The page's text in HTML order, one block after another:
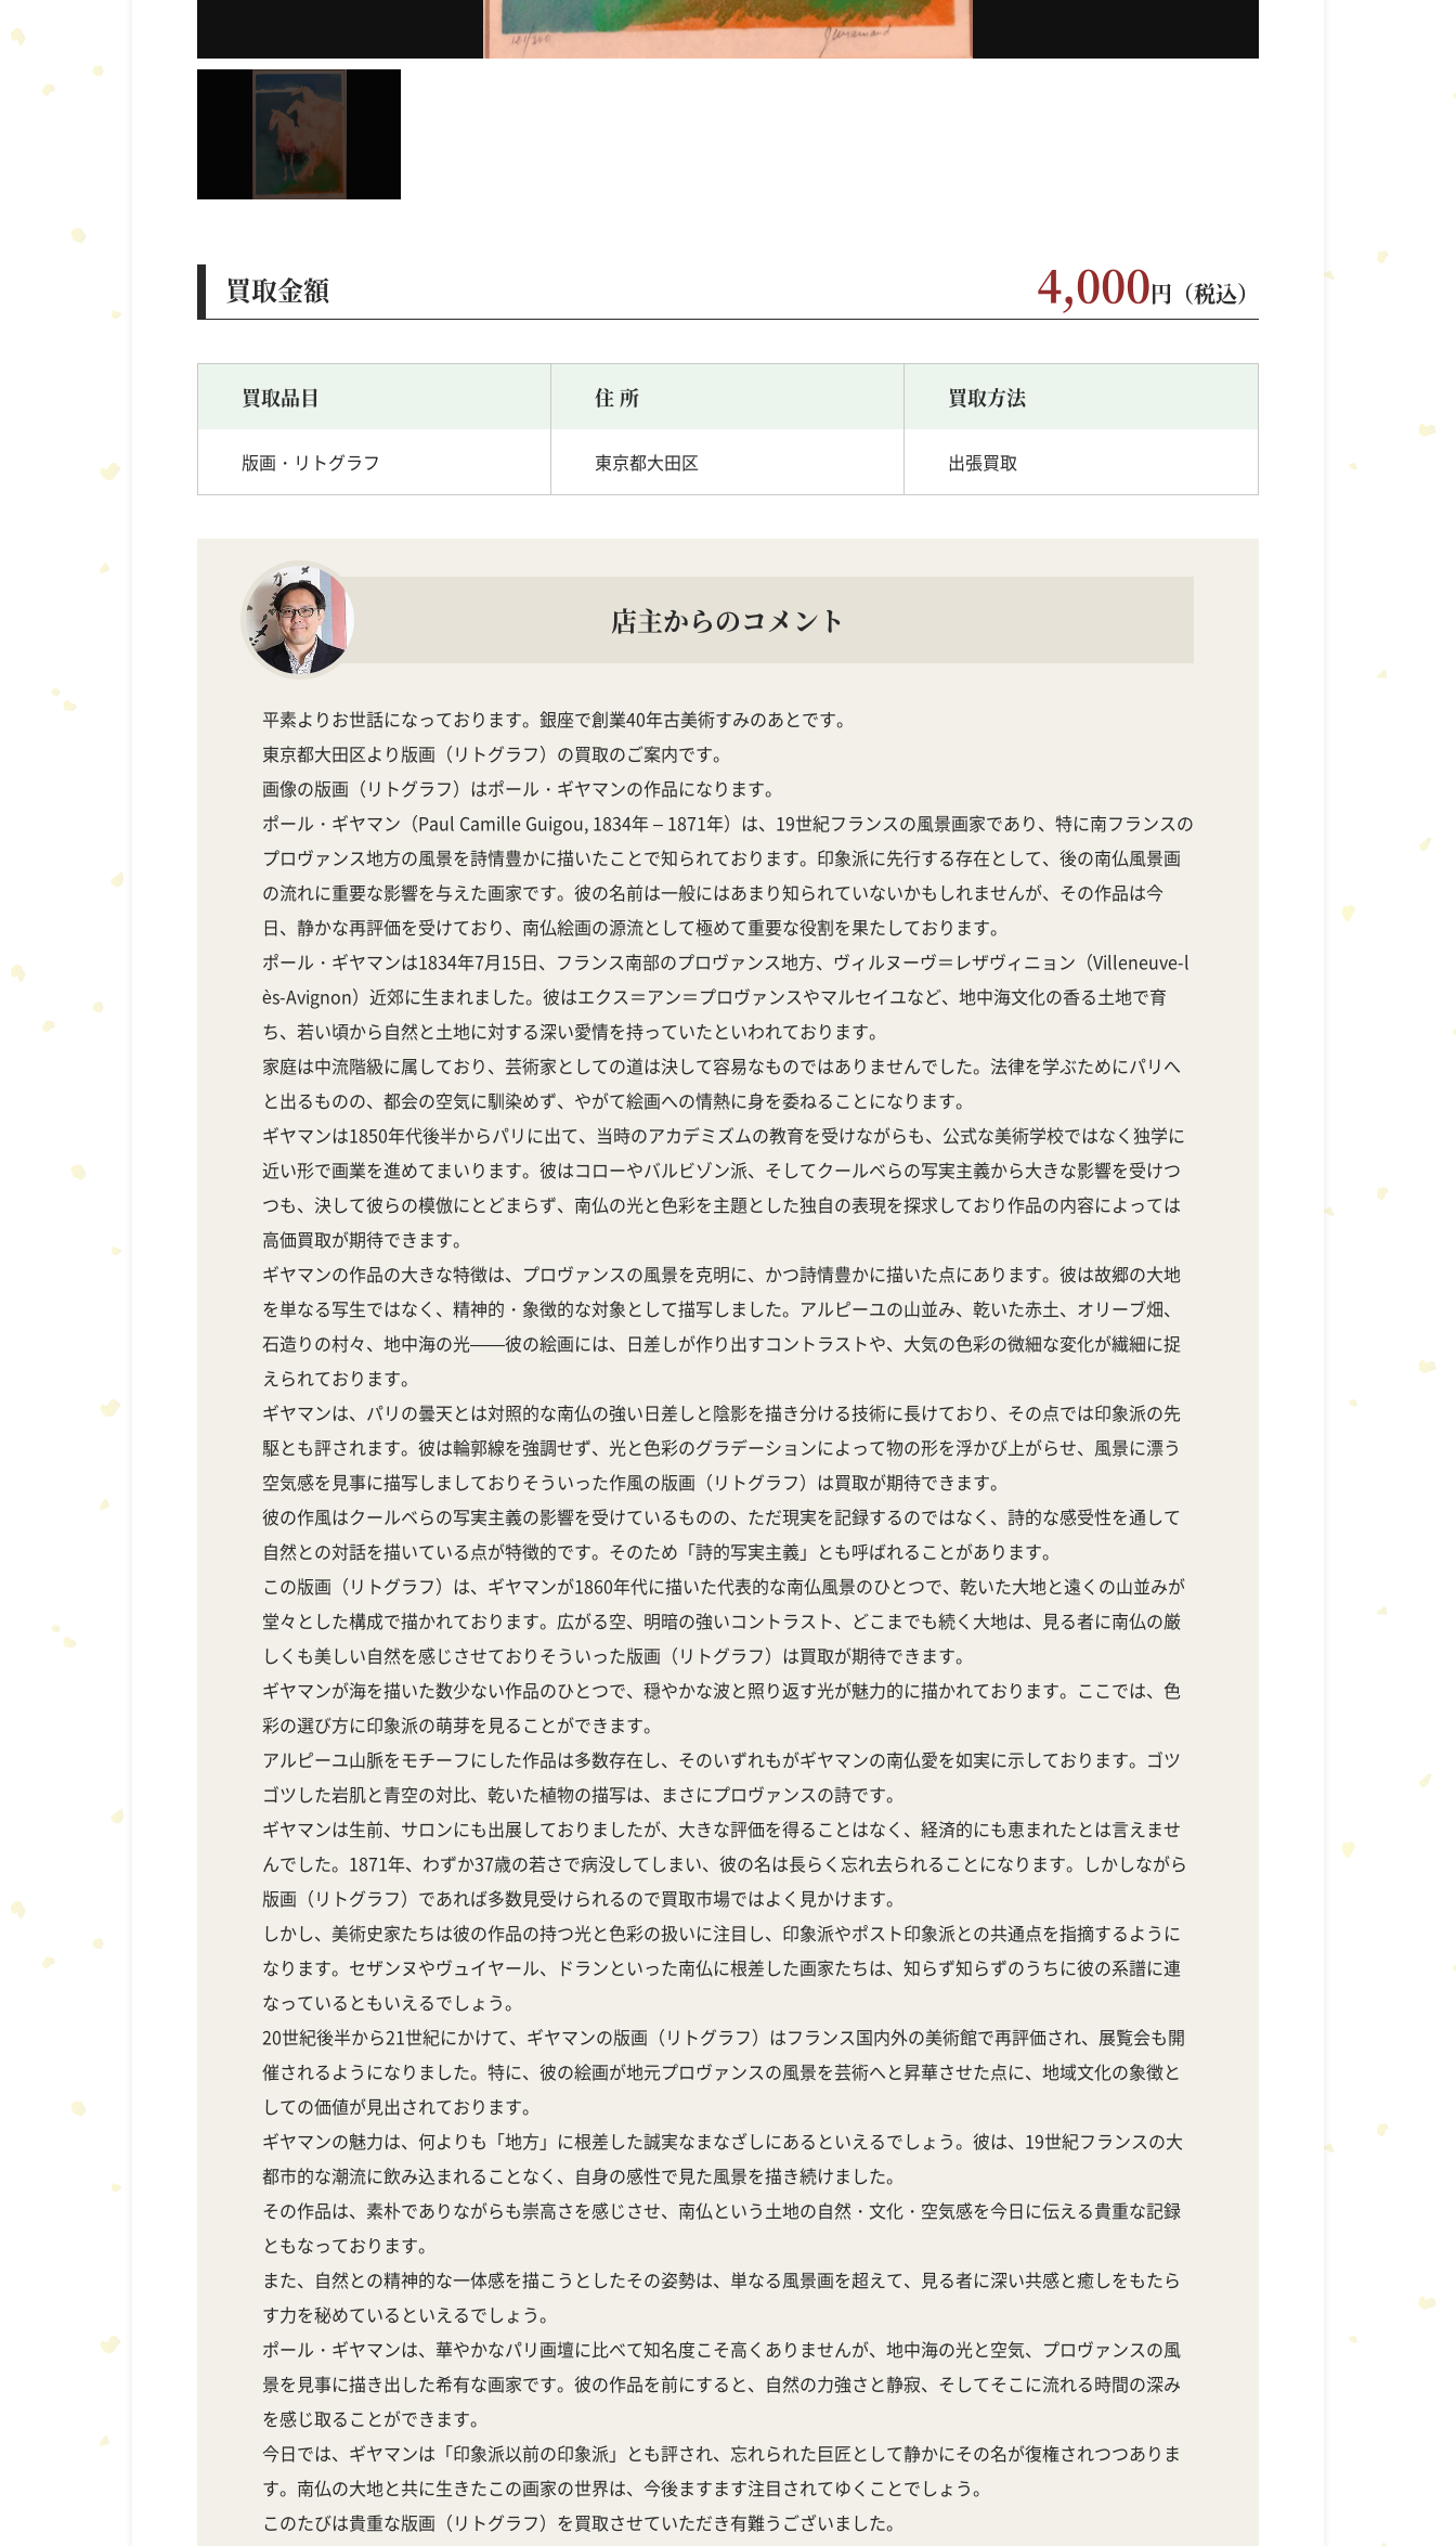
買取金額 4,000円（税込）
買取品目
版画・リトグラフ
住 所
東京都大田区
買取方法
出張買取
店主からのコメント
平素よりお世話になっております。銀座で創業40年古美術すみのあとです。
東京都大田区より版画（リトグラフ）の買取のご案内です。
画像の版画（リトグラフ）はポール・ギヤマンの作品になります。
ポール・ギヤマン（Paul Camille Guigou, 1834年 – 1871年）は、19世紀フランスの風景画家であり、特に南フランスの
プロヴァンス地方の風景を詩情豊かに描いたことで知られております。印象派に先行する存在として、後の南仏風景画
の流れに重要な影響を与えた画家です。彼の名前は一般にはあまり知られていないかもしれませんが、その作品は今
日、静かな再評価を受けており、南仏絵画の源流として極めて重要な役割を果たしております。
ポール・ギヤマンは1834年7月15日、フランス南部のプロヴァンス地方、ヴィルヌーヴ＝レザヴィニョン（Villeneuve-l
ès-Avignon）近郊に生まれました。彼はエクス＝アン＝プロヴァンスやマルセイユなど、地中海文化の香る土地で育
ち、若い頃から自然と土地に対する深い愛情を持っていたといわれております。
家庭は中流階級に属しており、芸術家としての道は決して容易なものではありませんでした。法律を学ぶためにパリへ
と出るものの、都会の空気に馴染めず、やがて絵画への情熱に身を委ねることになります。
ギヤマンは1850年代後半からパリに出て、当時のアカデミズムの教育を受けながらも、公式な美術学校ではなく独学に
近い形で画業を進めてまいります。彼はコローやバルビゾン派、そしてクールベらの写実主義から大きな影響を受けつ
つも、決して彼らの模倣にとどまらず、南仏の光と色彩を主題とした独自の表現を探求しており作品の内容によっては
高価買取が期待できます。
ギヤマンの作品の大きな特徴は、プロヴァンスの風景を克明に、かつ詩情豊かに描いた点にあります。彼は故郷の大地
を単なる写生ではなく、精神的・象徴的な対象として描写しました。アルピーユの山並み、乾いた赤土、オリーブ畑、
石造りの村々、地中海の光——彼の絵画には、日差しが作り出すコントラストや、大気の色彩の微細な変化が繊細に捉
えられております。
ギヤマンは、パリの曇天とは対照的な南仏の強い日差しと陰影を描き分ける技術に長けており、その点では印象派の先
駆とも評されます。彼は輪郭線を強調せず、光と色彩のグラデーションによって物の形を浮かび上がらせ、風景に漂う
空気感を見事に描写しましておりそういった作風の版画（リトグラフ）は買取が期待できます。
彼の作風はクールベらの写実主義の影響を受けているものの、ただ現実を記録するのではなく、詩的な感受性を通して
自然との対話を描いている点が特徴的です。そのため「詩的写実主義」とも呼ばれることがあります。
この版画（リトグラフ）は、ギヤマンが1860年代に描いた代表的な南仏風景のひとつで、乾いた大地と遠くの山並みが
堂々とした構成で描かれております。広がる空、明暗の強いコントラスト、どこまでも続く大地は、見る者に南仏の厳
しくも美しい自然を感じさせておりそういった版画（リトグラフ）は買取が期待できます。
ギヤマンが海を描いた数少ない作品のひとつで、穏やかな波と照り返す光が魅力的に描かれております。ここでは、色
彩の選び方に印象派の萌芽を見ることができます。
アルピーユ山脈をモチーフにした作品は多数存在し、そのいずれもがギヤマンの南仏愛を如実に示しております。ゴツ
ゴツした岩肌と青空の対比、乾いた植物の描写は、まさにプロヴァンスの詩です。
ギヤマンは生前、サロンにも出展しておりましたが、大きな評価を得ることはなく、経済的にも恵まれたとは言えませ
んでした。1871年、わずか37歳の若さで病没してしまい、彼の名は長らく忘れ去られることになります。しかしながら
版画（リトグラフ）であれば多数見受けられるので買取市場ではよく見かけます。
しかし、美術史家たちは彼の作品の持つ光と色彩の扱いに注目し、印象派やポスト印象派との共通点を指摘するように
なります。セザンヌやヴュイヤール、ドランといった南仏に根差した画家たちは、知らず知らずのうちに彼の系譜に連
なっているともいえるでしょう。
20世紀後半から21世紀にかけて、ギヤマンの版画（リトグラフ）はフランス国内外の美術館で再評価され、展覧会も開
催されるようになりました。特に、彼の絵画が地元プロヴァンスの風景を芸術へと昇華させた点に、地域文化の象徴と
しての価値が見出されております。
ギヤマンの魅力は、何よりも「地方」に根差した誠実なまなざしにあるといえるでしょう。彼は、19世紀フランスの大
都市的な潮流に飲み込まれることなく、自身の感性で見た風景を描き続けました。
その作品は、素朴でありながらも崇高さを感じさせ、南仏という土地の自然・文化・空気感を今日に伝える貴重な記録
ともなっております。
また、自然との精神的な一体感を描こうとしたその姿勢は、単なる風景画を超えて、見る者に深い共感と癒しをもたら
す力を秘めているといえるでしょう。
ポール・ギヤマンは、華やかなパリ画壇に比べて知名度こそ高くありませんが、地中海の光と空気、プロヴァンスの風
景を見事に描き出した希有な画家です。彼の作品を前にすると、自然の力強さと静寂、そしてそこに流れる時間の深み
を感じ取ることができます。
今日では、ギヤマンは「印象派以前の印象派」とも評され、忘れられた巨匠として静かにその名が復権されつつありま
す。南仏の大地と共に生きたこの画家の世界は、今後ますます注目されてゆくことでしょう。
このたびは貴重な版画（リトグラフ）を買取させていただき有難うございました。